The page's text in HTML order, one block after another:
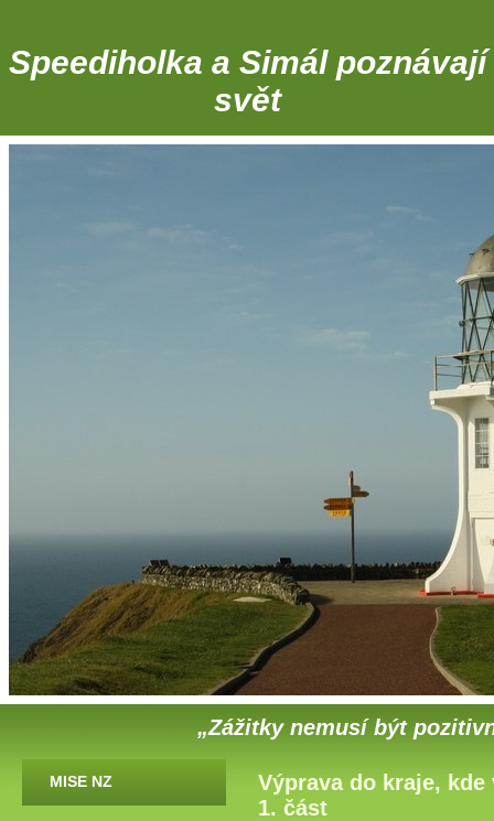
Speediholka a Simál poznávají
svět
„Zážitky nemusí být
MISE NZ
Výprava do kraje, kde
1. část